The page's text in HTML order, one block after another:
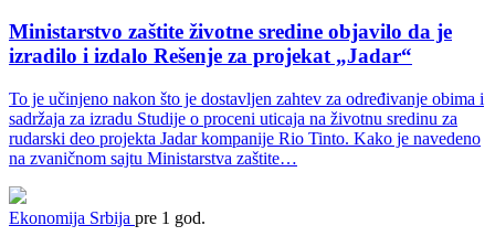
Ministarstvo zaštite životne sredine objavilo da je
izradilo i izdalo Rešenje za projekat „Jadar“
To je učinjeno nakon što je dostavljen zahtev za određivanje obima i
sadržaja za izradu Studije o proceni uticaja na životnu sredinu za
rudarski deo projekta Jadar kompanije Rio Tinto. Kako je navedeno
na zvaničnom sajtu Ministarstva zaštite…
Ekonomija Srbija pre 1 god.